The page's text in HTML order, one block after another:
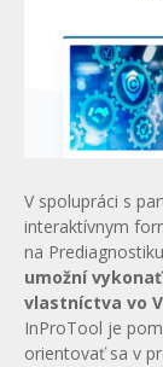
V spolupráci s
interaktívnym
na
umožní
vlastníctva vo
InProTool je
orientovať sa v